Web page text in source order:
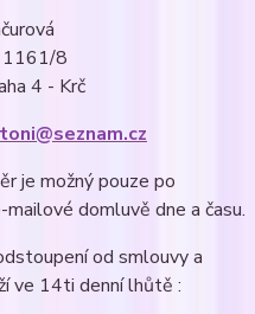
1161/8
4 - Krč
je možný pouze po
domluvě dne a času.
od smlouvy a
ve 14ti denní lhůtě :